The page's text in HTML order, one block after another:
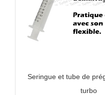
Seringue et tube de
turbo